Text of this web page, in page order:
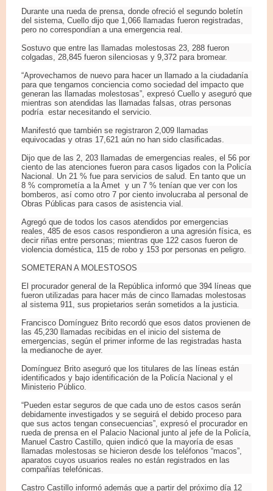
Durante una rueda de prensa, donde ofreció el segundo boletín
del sistema, Cuello dijo que 1,066 llamadas fueron registradas,
pero no correspondían a una emergencia real.
Sostuvo que entre las llamadas molestosas 23, 288 fueron
colgadas, 28,845 fueron silenciosas y 9,372 para bromear.
“Aprovechamos de nuevo para hacer un llamado a la ciudadanía
para que tengamos conciencia como sociedad del impacto que
generan las llamadas molestosas”, expresó Cuello y aseguró que
mientras son atendidas las llamadas falsas, otras personas
podría estar necesitando el servicio.
Manifestó que también se registraron 2,009 llamadas
equivocadas y otras 17,621 aún no han sido clasificadas.
Dijo que de las 2, 203 llamadas de emergencias reales, el 56 por
ciento de las atenciones fueron para casos ligados con la Policía
Nacional. Un 21 % fue para servicios de salud. En tanto que un
8 % comprometía a la Amet y un 7 % tenían que ver con los
bomberos, así como otro 7 por ciento involucraba al personal de
Obras Públicas para casos de asistencia vial.
Agregó que de todos los casos atendidos por emergencias
reales, 485 de esos casos respondieron a una agresión física, es
decir riñas entre personas; mientras que 122 casos fueron de
violencia doméstica, 115 de robo y 153 por personas en peligro.
SOMETERAN A MOLESTOSOS
El procurador general de la República informó que 394 líneas que
fueron utilizadas para hacer más de cinco llamadas molestosas
al sistema 911, sus propietarios serán sometidos a la justicia.
Francisco Domínguez Brito recordó que esos datos provienen de
las 45,230 llamadas recibidas en el inicio del sistema de
emergencias, según el primer informe de las registradas hasta
la medianoche de ayer.
Domínguez Brito aseguró que los titulares de las líneas están
identificados y bajo identificación de la Policía Nacional y el
Ministerio Público.
“Pueden estar seguros de que cada uno de estos casos serán
debidamente investigados y se seguirá el debido proceso para
que sus actos tengan consecuencias”, expresó el procurador en
rueda de prensa en el Palacio Nacional junto al jefe de la Policía,
Manuel Castro Castillo, quien indicó que la mayoría de esas
llamadas molestosas se hicieron desde los teléfonos “macos”,
aparatos cuyos usuarios reales no están registrados en las
compañías telefónicas.
Castro Castillo informó además que a partir del próximo día 12